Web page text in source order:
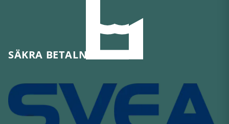
SÄKRA BETALNINGAR